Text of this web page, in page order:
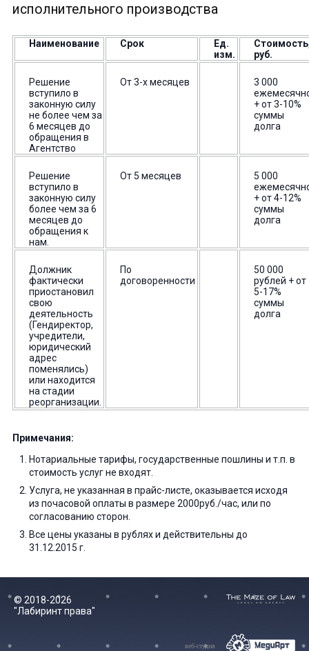
исполнительного производства
Наименование Срок
Ед.
изм.
руб.
Решение
вступило в
законную силу
не более чем за
6 месяцев до
обращения в
Агентство
От 3-х месяцев
3 000
+ от 3-10%
суммы
долга
Решение
вступило в
законную силу
более чем за 6
месяцев до
обращения к
нам.
От 5 месяцев
5 000
+ от 4-12%
суммы
долга
Должник
фактически
приостановил
свою
деятельность
(Гендиректор,
учредители,
юридический
адрес
поменялись)
или находится
на стадии
реорганизации.
По
договоренности
50 000
рублей + от
5-17%
суммы
долга
Примечания:
Нотариальные тарифы, государственные пошлины и т.п. в
стоимость услуг не входят.
Услуга, не указанная в прайс-листе, оказывается исходя
из почасовой оплаты в размере 2000руб./час, или по
согласованию сторон.
Все цены указаны в рублях и действительны до
31.12.2015 г.
© 2018-2026
"Лабиринт права"
веб-студия